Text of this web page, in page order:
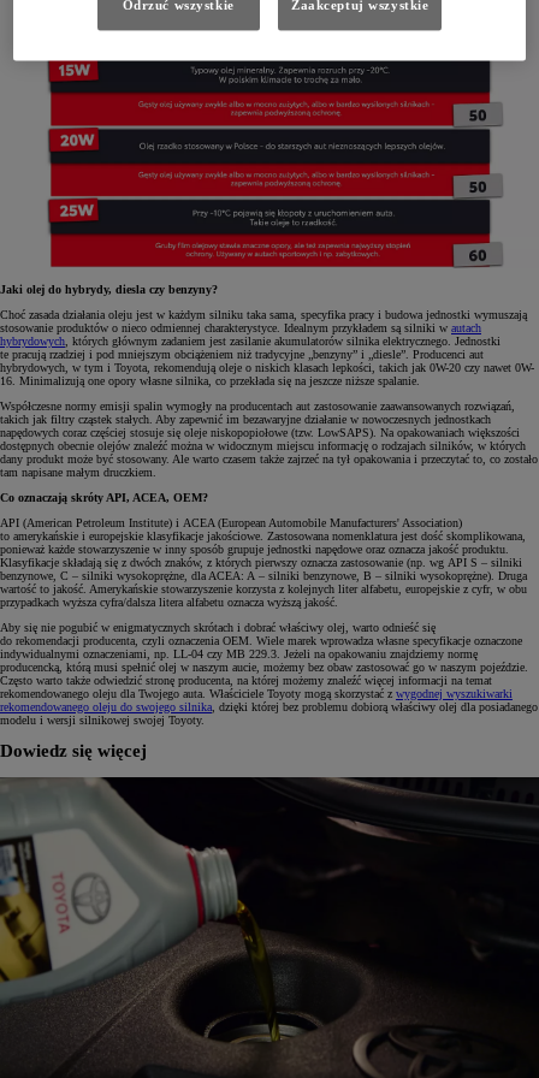
Jaki olej do hybrydy, diesla czy benzyny?
Choć zasada działania oleju jest w każdym silniku taka sama, specyfika pracy i budowa jednostki wymuszają
stosowanie produktów o nieco odmiennej charakterystyce. Idealnym przykładem są silniki w autach
hybrydowych , których głównym zadaniem jest zasilanie akumulatorów silnika elektrycznego. Jednostki
te pracują rzadziej i pod mniejszym obciążeniem niż tradycyjne „benzyny” i „diesle”. Producenci aut
hybrydowych, w tym i Toyota, rekomendują oleje o niskich klasach lepkości, takich jak 0W-20 czy nawet 0W-
16. Minimalizują one opory własne silnika, co przekłada się na jeszcze niższe spalanie.
Współczesne normy emisji spalin wymogły na producentach aut zastosowanie zaawansowanych rozwiązań,
takich jak filtry cząstek stałych. Aby zapewnić im bezawaryjne działanie w nowoczesnych jednostkach
napędowych coraz częściej stosuje się oleje niskopopiołowe (tzw. LowSAPS). Na opakowaniach większości
dostępnych obecnie olejów znaleźć można w widocznym miejscu informację o rodzajach silników, w których
dany produkt może być stosowany. Ale warto czasem także zajrzeć na tył opakowania i przeczytać to, co zostało
tam napisane małym druczkiem.
Co oznaczają skróty API, ACEA, OEM?
API (American Petroleum Institute) i ACEA (European Automobile Manufacturers' Association)
to amerykańskie i europejskie klasyfikacje jakościowe. Zastosowana nomenklatura jest dość skomplikowana,
ponieważ każde stowarzyszenie w inny sposób grupuje jednostki napędowe oraz oznacza jakość produktu.
Klasyfikacje składają się z dwóch znaków, z których pierwszy oznacza zastosowanie (np. wg API S – silniki
benzynowe, C – silniki wysokoprężne, dla ACEA: A – silniki benzynowe, B – silniki wysokoprężne). Druga
wartość to jakość. Amerykańskie stowarzyszenie korzysta z kolejnych liter alfabetu, europejskie z cyfr, w obu
przypadkach wyższa cyfra/dalsza litera alfabetu oznacza wyższą jakość.
Aby się nie pogubić w enigmatycznych skrótach i dobrać właściwy olej, warto odnieść się
do rekomendacji producenta, czyli oznaczenia OEM. Wiele marek wprowadza własne specyfikacje oznaczone
indywidualnymi oznaczeniami, np. LL-04 czy MB 229.3. Jeżeli na opakowaniu znajdziemy normę
producencką, którą musi spełnić olej w naszym aucie, możemy bez obaw zastosować go w naszym pojeździe.
Często warto także odwiedzić stronę producenta, na której możemy znaleźć więcej informacji na temat
rekomendowanego oleju dla Twojego auta. Właściciele Toyoty mogą skorzystać z wygodnej wyszukiwarki
rekomendowanego oleju do swojego silnika , dzięki której bez problemu dobiorą właściwy olej dla posiadanego
modelu i wersji silnikowej swojej Toyoty.
Dowiedz się więcej
Odrzuć wszystkie Zaakceptuj wszystkie